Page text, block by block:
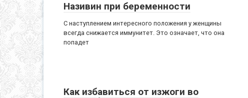
Називин при беременности
С наступлением интересного положения у женщины
всегда снижается иммунитет. Это означает, что она
попадет
Как избавиться от изжоги во